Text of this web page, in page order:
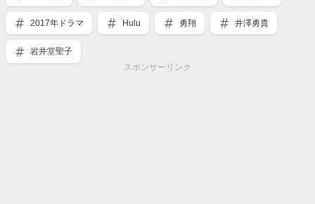
2017年ドラマ Hulu 勇翔 井澤勇貴
岩井堂聖子
スポンサーリンク